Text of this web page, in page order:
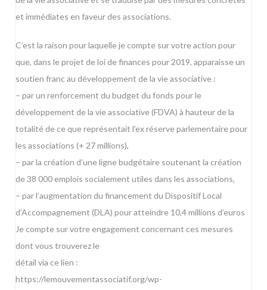
et immédiates en faveur des associations.
C’est la raison pour laquelle je compte sur votre action pour
que, dans le projet de loi de finances pour 2019, apparaisse un
soutien franc au développement de la vie associative :
– par un renforcement du budget du fonds pour le
développement de la vie associative (FDVA) à hauteur de la
totalité de ce que représentait l’ex réserve parlementaire pour
les associations (+ 27 millions),
– par la création d’une ligne budgétaire soutenant la création
de 38 000 emplois socialement utiles dans les associations,
– par l’augmentation du financement du Dispositif Local
d’Accompagnement (DLA) pour atteindre 10,4 millions d’euros
Je compte sur votre engagement concernant ces mesures
dont vous trouverez le
détail via ce lien :
https://lemouvementassociatif.org/wp-